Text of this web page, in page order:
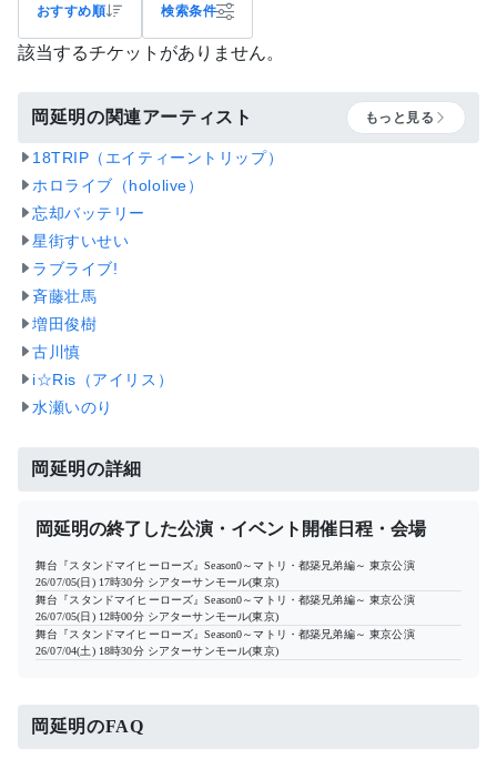
おすすめ順 検索条件
該当するチケットがありません。
岡延明の関連アーティスト もっと見る
18TRIP（エイティーントリップ）
ホロライブ（hololive）
忘却バッテリー
星街すいせい
ラブライブ!
斉藤壮馬
増田俊樹
古川慎
i☆Ris（アイリス）
水瀬いのり
岡延明の詳細
岡延明の終了した公演・イベント開催日程・会場
舞台『スタンドマイヒーローズ』Season0～マトリ・都築兄弟編～ 東京公演
26/07/05(日) 17時30分 シアターサンモール(東京)
舞台『スタンドマイヒーローズ』Season0～マトリ・都築兄弟編～ 東京公演
26/07/05(日) 12時00分 シアターサンモール(東京)
舞台『スタンドマイヒーローズ』Season0～マトリ・都築兄弟編～ 東京公演
26/07/04(土) 18時30分 シアターサンモール(東京)
岡延明のFAQ